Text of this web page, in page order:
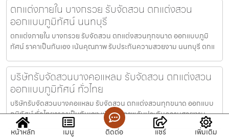
ตกแต่งภายใน บางกรวย รับจัดสวน ตกแต่งสวน
ออกแบบภูมิทัศน์ นนทบุรี
ตกแต่งภายใน บางกรวย รับจัดสวน ตกแต่งสวนทุกขนาด ออกแบบภูมิ
ทัศน์ ราคาเป็นกันเอง เน้นคุณภาพ รับประกันความสวยงาม นนทบุรี ตกแ
บริษัทรับจัดสวนบางคอแหลม รับจัดสวน ตกแต่งสวน
ออกแบบภูมิทัศน์ ทั่วไทย
บริษัทรับจัดสวนบางคอแหลม รับจัดสวน ตกแต่งสวนทุกขนาด ออกแบบ
ภูมิทัศน์ ทั่วไทยราคาเป็นกันเอง เน้นคุณภาพ รับประกันความสวยงาม
หน้าหลัก เมนู ติดต่อ แชร์ เพิ่มเติม